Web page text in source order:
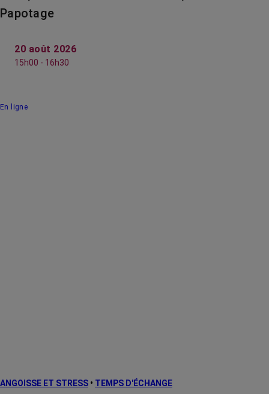
Papotage
20 août 2026
15h00 - 16h30
En ligne
ANGOISSE ET STRESS • TEMPS D'ÉCHANGE